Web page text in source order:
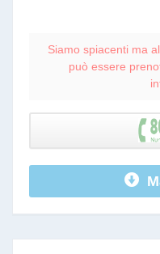
Siamo spiacenti ma
può essere